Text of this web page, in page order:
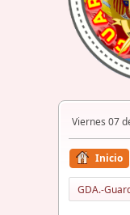
Viernes 07
Inicio
GDA.-